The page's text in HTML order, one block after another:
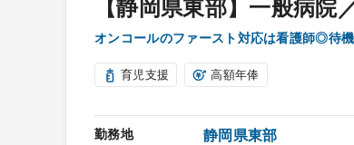
【静岡県東部】一般病院
オンコールのファースト対応は看護師◎待
育児支援 高額年俸
勤務地 静岡県東部